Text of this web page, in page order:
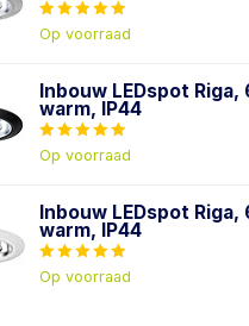
Op voorraad
Inbouw LEDspot
warm, IP44
Op voorraad
Inbouw LEDspot
warm, IP44
Op voorraad